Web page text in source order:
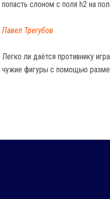
попасть слоном с поля h2 на
Павел Трегубов
Легко ли даётся противнику
чужие фигуры с помощью